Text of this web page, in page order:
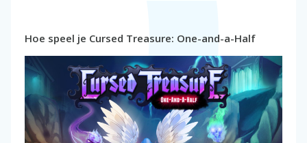
Hoe speel je Cursed Treasure: One-and-a-Half